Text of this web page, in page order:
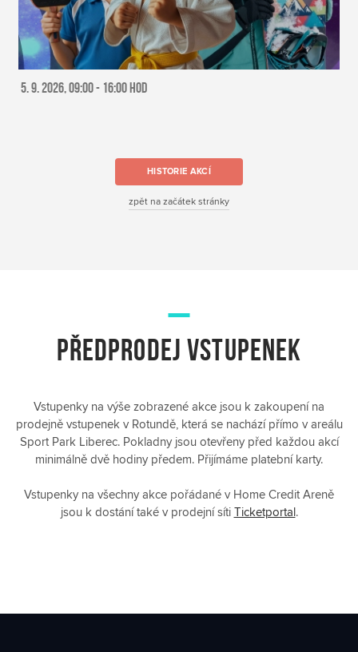
5. 9. 2026, 09:00 - 16:00 HOD
HISTORIE AKCÍ
zpět na začátek stránky
PŘEDPRODEJ VSTUPENEK
Vstupenky na výše zobrazené akce jsou k zakoupení na
prodejně vstupenek v Rotundě, která se nachází přímo v areálu
Sport Park Liberec. Pokladny jsou otevřeny před každou akcí
minimálně dvě hodiny předem. Přijímáme platební karty.
Vstupenky na všechny akce pořádané v Home Credit Areně
jsou k dostání také v prodejní síti Ticketportal.